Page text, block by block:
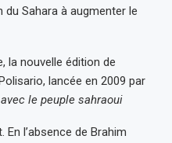
Sahara à augmenter le
la nouvelle édition de
lancée en 2009 par
le peuple sahraoui
l’absence de Brahim